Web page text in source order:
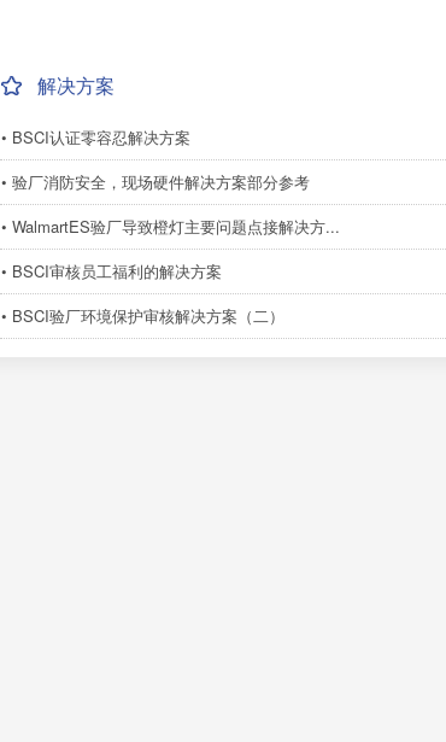
解决方案
• BSCI认证零容忍解决方案
• 验厂消防安全，现场硬件解决方案部分参考
• WalmartES验厂导致橙灯主要问题点接解决方...
• BSCI审核员工福利的解决方案
• BSCI验厂环境保护审核解决方案（二）